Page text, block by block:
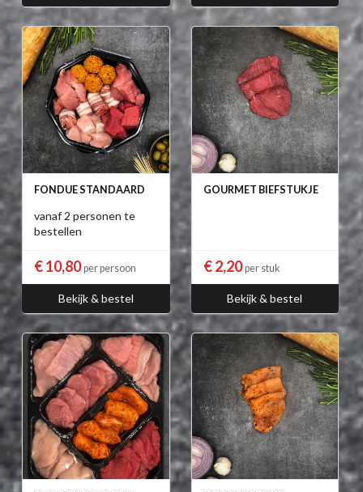
FONDUE STANDAARD
vanaf 2 personen te
bestellen
€ 10,80per persoon
Bekijk & bestel
GOURMET BIEFSTUKJE
€ 2,20per stuk
Bekijk & bestel